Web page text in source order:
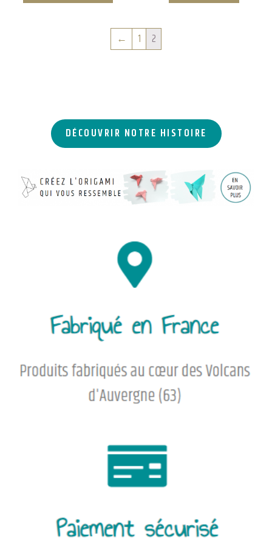
← 1 2
DÉCOUVRIR NOTRE HISTOIRE